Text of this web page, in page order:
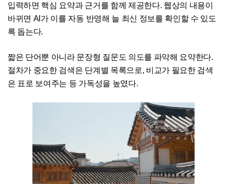
입력하면 핵심 요약과 근거를 함께 제공한다. 웹상의 내용이
바뀌면 AI가 이를 자동 반영해 늘 최신 정보를 확인할 수 있도
록 돕는다.
짧은 단어뿐 아니라 문장형 질문도 의도를 파악해 요약한다.
절차가 중요한 검색은 단계별 목록으로, 비교가 필요한 검색
은 표로 보여주는 등 가독성을 높였다.